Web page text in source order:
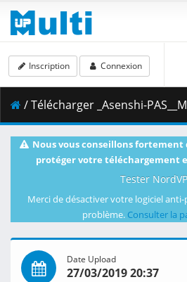
Inscription Connexion
/ Télécharger _Asenshi-PAS__Made_in_Abyss_-
Nous vous conseillons fortement
protéger votre téléchargement
Tester
Merci de désactiver votre logiciel
problème. Consulter la
Date Upload
27/03/2019 20:37